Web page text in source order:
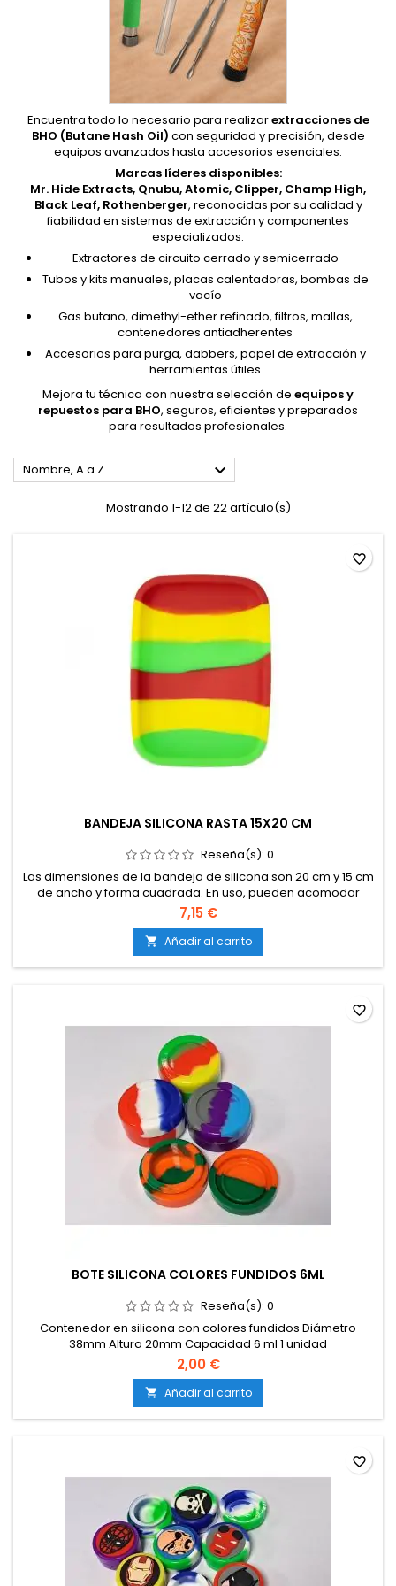
Encuentra todo lo necesario para realizarextracciones de
BHO (Butane Hash Oil) con seguridad y precisión, desde
equipos avanzados hasta accesorios esenciales.
Marcas líderes disponibles:
Mr. Hide Extracts, Qnubu, Atomic, Clipper, Champ High,
Black Leaf, Rothenberger, reconocidas por su calidad y
fiabilidad en sistemas de extracción y componentes
especializados.
Extractores de circuito cerrado y semicerrado
Tubos y kits manuales, placas calentadoras, bombas de
vacío
Gas butano, dimethyl-ether refinado, filtros, mallas,
contenedores antiadherentes
Accesorios para purga, dabbers, papel de extracción y
herramientas útiles
Mejora tu técnica con nuestra selección de equipos y
repuestos para BHO, seguros, eficientes y preparados
para resultados profesionales.
Nombre, A a Z 
Mostrando 1-12 de 22 artículo(s)
BANDEJA SILICONA RASTA 15X20 CM
Reseña(s): 0
Las dimensiones de la bandeja de silicona son 20 cm y 15 cm
de ancho y forma cuadrada. En uso, pueden acomodar
pipas de mano, accesorios para fumar como pequeñas
almohadillas de silicona para fumar, recipientes de cera de
silicona, clavos de titanio, cucharas dabber y otros
accesorios utilizados en el proceso de fumar.
7,15 €
 Añadir al carrito
favorite_border
BOTE SILICONA COLORES FUNDIDOS 6ML
Reseña(s): 0
Contenedor en silicona con colores fundidos Diámetro
38mm Altura 20mm Capacidad 6 ml 1 unidad
2,00 €
 Añadir al carrito
favorite_border
favorite_border